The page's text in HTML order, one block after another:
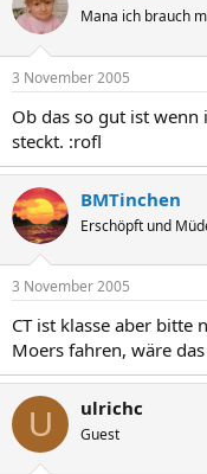
Mana ich brauch
3 November 2005
Ob das so gut ist
steckt. :rofl
BMTinchen
Erschöpft und
3 November 2005
CT ist klasse aber bitte
Moers fahren, wäre
U ulrichc
Guest